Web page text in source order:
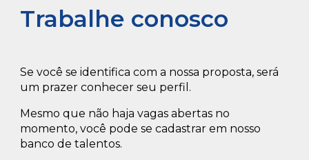
Trabalhe conosco
Se você se identifica com a nossa proposta, será
um prazer conhecer seu perfil.
Mesmo que não haja vagas abertas no
momento, você pode se cadastrar em nosso
banco de talentos.